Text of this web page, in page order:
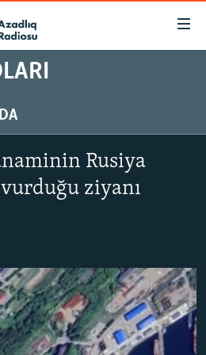
Rusiya
vurduğu ziyanı